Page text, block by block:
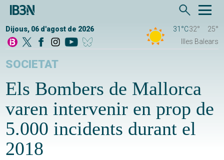
Dijous, 06 d'agost de 2026 31°C32°
25°
Illes Balears
SOCIETAT
Els Bombers de Mallorca
varen intervenir en prop de
5.000 incidents durant el
2018